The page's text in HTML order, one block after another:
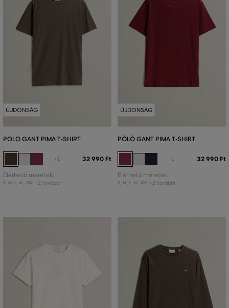
ÚJDONSÁG
PÓLÓ GANT PIMA T-SHIRT
+1 32 990 Ft
Elérhető méretek:
S, M L, XL, XXL +2 további
ÚJDONSÁG
PÓLÓ GANT PIMA T-SHIRT
+1 32 990 Ft
Elérhető méretek:
S, M L, XL, XXL +2 további